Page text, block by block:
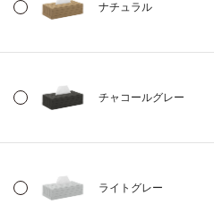
ナチュラル
チャコールグレー
ライトグレー